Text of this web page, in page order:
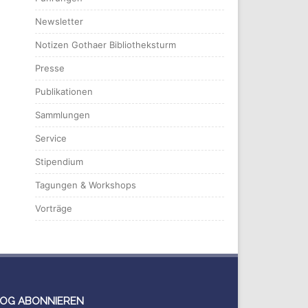
Newsletter
Notizen Gothaer Bibliotheksturm
Presse
Publikationen
Sammlungen
Service
Stipendium
Tagungen & Workshops
Vorträge
ABONNIEREN